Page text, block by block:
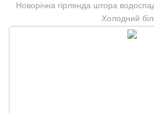
Новорічна гірлянда штора
Холодний